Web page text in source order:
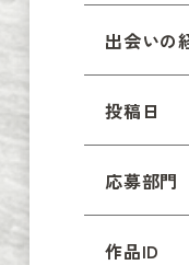
出会いの
投稿日
応募部門
作品ID